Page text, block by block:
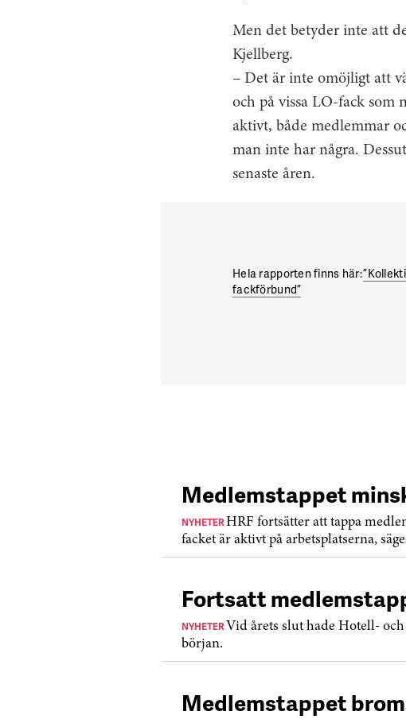
Men det betyder inte att
Kjellberg.
– Det är inte omöjligt att
och på vissa LO-fack som
aktivt, både medlemmar
man inte har några.
senaste åren.
Hela rapporten finns här:
fackförbund”
Medlemstappet
NYHETERHRF fortsätter att tappa
facket är aktivt på arbetsplatserna,
Fortsatt
NYHETERVid årets slut hade Hotell-
början.
Medlemstappet